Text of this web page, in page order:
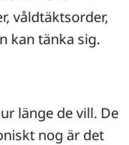
våldtäktsorder,
kan tänka sig.
länge de vill. De
nog är det